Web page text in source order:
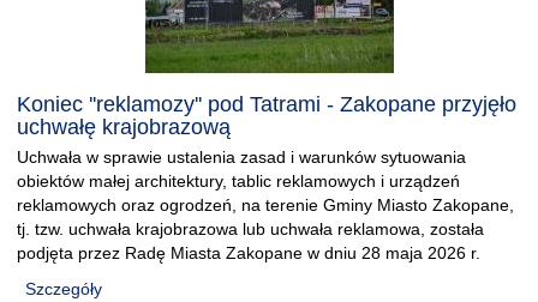
Koniec ''reklamozy'' pod Tatrami - Zakopane przyjęło
uchwałę krajobrazową
Uchwała w sprawie ustalenia zasad i warunków sytuowania
obiektów małej architektury, tablic reklamowych i urządzeń
reklamowych oraz ogrodzeń, na terenie Gminy Miasto Zakopane,
tj. tzw. uchwała krajobrazowa lub uchwała reklamowa, została
podjęta przez Radę Miasta Zakopane w dniu 28 maja 2026 r.
Szczegóły